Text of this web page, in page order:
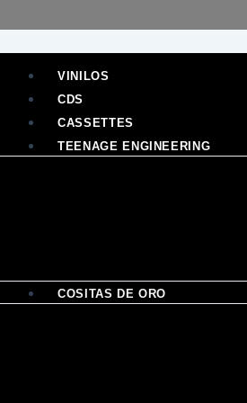
al
contenido
VINILOS
CDS
CASSETTES
TEENAGE ENGINEERING
COSITAS DE ORO